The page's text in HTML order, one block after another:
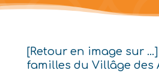
[Retour en image sur
familles du Villâge des